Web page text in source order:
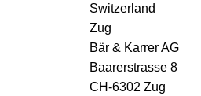
Switzerland
Zug
Bär & Karrer AG
Baarerstrasse 8
CH-6302 Zug